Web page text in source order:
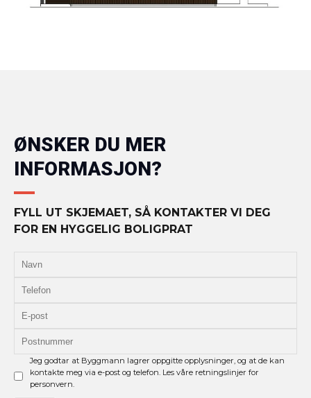
ØNSKER DU MER
INFORMASJON?
FYLL UT SKJEMAET, SÅ KONTAKTER VI DEG
FOR EN HYGGELIG BOLIGPRAT
Jeg godtar at Byggmann lagrer oppgitte opplysninger, og at de kan
kontakte meg via e-post og telefon. Les våre retningslinjer for
personvern.